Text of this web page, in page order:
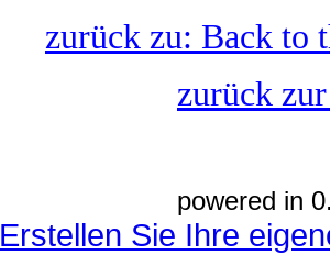
zurück zu: Back to
zurück
powered in
Erstellen Sie Ihre